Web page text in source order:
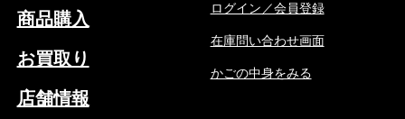
商品購入
お買取り
店舗情報
ログイン／会員登録
在庫問い合わせ画面
かごの中身をみる